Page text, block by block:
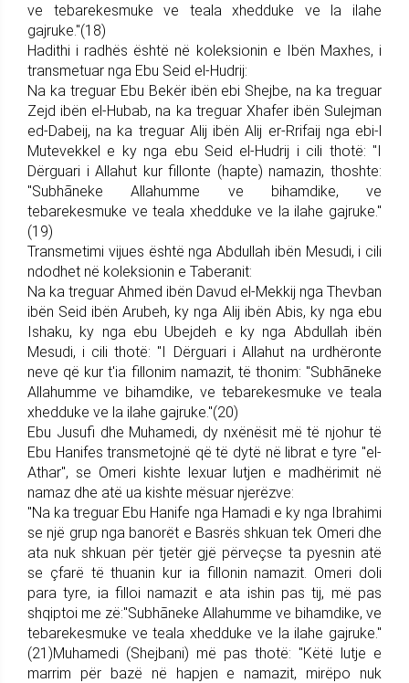
ve tebarekesmuke ve teala xhedduke ve la ilahe
gajruke."(18)
Hadithi i radhës është në koleksionin e Ibën Maxhes, i
transmetuar nga Ebu Seid el-Hudrij:
Na ka treguar Ebu Bekër ibën ebi Shejbe, na ka treguar
Zejd ibën el-Hubab, na ka treguar Xhafer ibën Sulejman
ed-Dabeij, na ka treguar Alij ibën Alij er-Rrifaij nga ebi-l
Mutevekkel e ky nga ebu Seid el-Hudrij i cili thotë: "I
Dërguari i Allahut kur fillonte (hapte) namazin, thoshte:
"Subhãneke Allahumme ve bihamdike, ve
tebarekesmuke ve teala xhedduke ve la ilahe gajruke."
(19)
Transmetimi vijues është nga Abdullah ibën Mesudi, i cili
ndodhet në koleksionin e Taberanit:
Na ka treguar Ahmed ibën Davud el-Mekkij nga Thevban
ibën Seid ibën Arubeh, ky nga Alij ibën Abis, ky nga ebu
Ishaku, ky nga ebu Ubejdeh e ky nga Abdullah ibën
Mesudi, i cili thotë: "I Dërguari i Allahut na urdhëronte
neve që kur t'ia fillonim namazit, të thonim: "Subhãneke
Allahumme ve bihamdike, ve tebarekesmuke ve teala
xhedduke ve la ilahe gajruke."(20)
Ebu Jusufi dhe Muhamedi, dy nxënësit më të njohur të
Ebu Hanifes transmetojnë që të dytë në librat e tyre "el-
Athar", se Omeri kishte lexuar lutjen e madhërimit në
namaz dhe atë ua kishte mësuar njerëzve:
"Na ka treguar Ebu Hanife nga Hamadi e ky nga Ibrahimi
se një grup nga banorët e Basrës shkuan tek Omeri dhe
ata nuk shkuan për tjetër gjë përveçse ta pyesnin atë
se çfarë të thuanin kur ia fillonin namazit. Omeri doli
para tyre, ia filloi namazit e ata ishin pas tij, më pas
shqiptoi me zë:"Subhãneke Allahumme ve bihamdike, ve
tebarekesmuke ve teala xhedduke ve la ilahe gajruke."
(21)Muhamedi (Shejbani) më pas thotë: "Këtë lutje e
marrim për bazë në hapjen e namazit, mirëpo nuk